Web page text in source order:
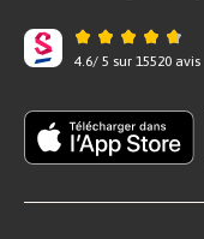
Chapitre
lâche sa
auquel il suffit
venir. Il
serait en fait un
4.6/ 5 sur 15520 avis